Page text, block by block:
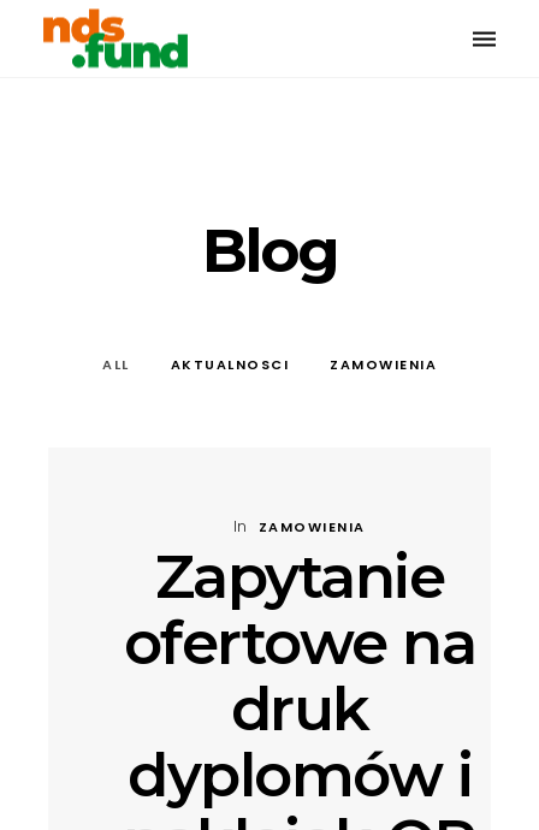
Toggle
Blog
ALL AKTUALNOSCI ZAMOWIENIA
In ZAMOWIENIA
Zapytanie
ofertowe na
druk
dyplomów i